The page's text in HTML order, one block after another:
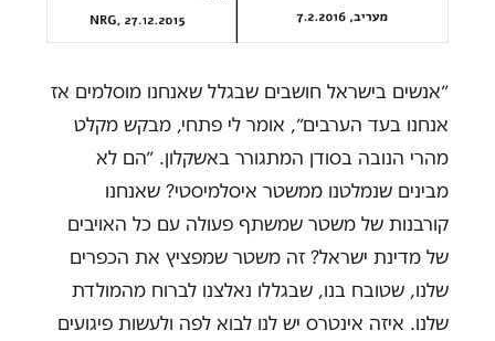
״אנשים בישראל חושבים שבגלל שאנחנו מוסלמים אז
אנחנו בעד הערבים״, אומר לי פתחי, מבקש מקלט
מהרי הנובה בסודן המתגורר באשקלון. ״הם לא
מבינים שנמלטנו ממשטר איסלמיסטי? שאנחנו
קורבנות של משטר שמשתף פעולה עם כל האויבים
של מדינת ישראל? זה משטר שמפציץ את הכפרים
שלנו, שטובח בנו, שבגללו נאלצנו לברוח מהמולדת
שלנו. איזה אינטרס יש לנו לבוא לפה ולעשות פיגועים